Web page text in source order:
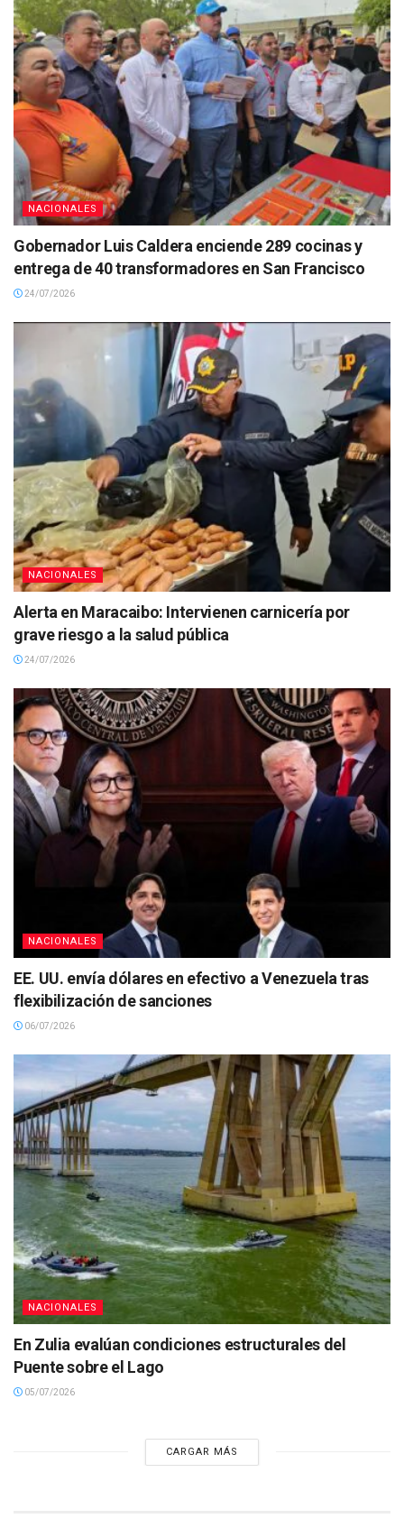
NACIONALES
Gobernador Luis Caldera enciende 289 cocinas y
entrega de 40 transformadores en San Francisco
24/07/2026
NACIONALES
Alerta en Maracaibo: Intervienen carnicería por
grave riesgo a la salud pública
24/07/2026
NACIONALES
EE. UU. envía dólares en efectivo a Venezuela tras
flexibilización de sanciones
06/07/2026
NACIONALES
En Zulia evalúan condiciones estructurales del
Puente sobre el Lago
05/07/2026
CARGAR MÁS